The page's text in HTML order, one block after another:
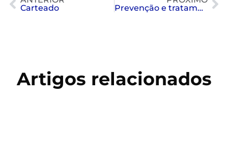
Carteado
Prevenção e tratamento das câimbras
Artigos relacionados